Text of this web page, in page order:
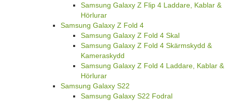
Samsung Galaxy Z Flip 4 Laddare, Kablar &
Hörlurar
Samsung Galaxy Z Fold 4
Samsung Galaxy Z Fold 4 Skal
Samsung Galaxy Z Fold 4 Skärmskydd &
Kameraskydd
Samsung Galaxy Z Fold 4 Laddare, Kablar &
Hörlurar
Samsung Galaxy S22
Samsung Galaxy S22 Fodral